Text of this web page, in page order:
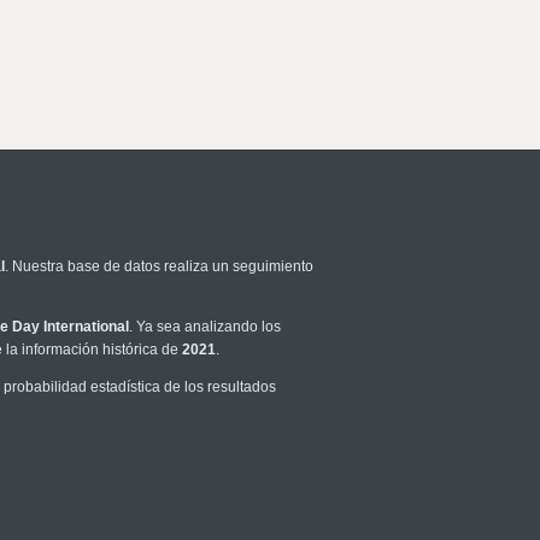
. Nuestra base de datos realiza un seguimiento
Day International . Ya sea analizando los
información histórica de 2021.
estadística de los resultados